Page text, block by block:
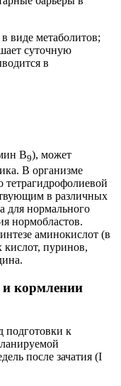
виде метаболитов;
суточную
в
В9), может
В организме
тетрагидрофолиевой
в различных
для нормального
нормобластов.
аминокислот (в
пуринов,
и кормлении
подготовки к
после зачатия (I